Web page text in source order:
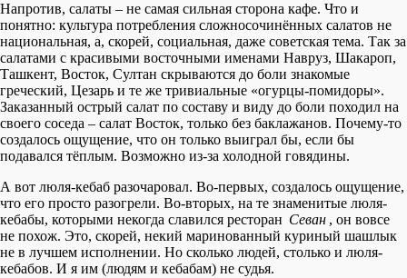
Напротив, салаты – не самая сильная сторона кафе. Что и
понятно: культура потребления сложносочинённых салатов не
национальная, а, скорей, социальная, даже советская тема. Так за
салатами с красивыми восточными именами Навруз, Шакароп,
Ташкент, Восток, Султан скрываются до боли знакомые
греческий, Цезарь и те же тривиальные «огурцы-помидоры».
Заказанный острый салат по составу и виду до боли походил на
своего соседа – салат Восток, только без баклажанов. Почему-то
создалось ощущение, что он только выиграл бы, если бы
подавался тёплым. Возможно из-за холодной говядины.
А вот люля-кебаб разочаровал. Во-первых, создалось ощущение,
что его просто разогрели. Во-вторых, на те знаменитые люля-
кебабы, которыми некогда славился ресторан Севан , он вовсе
не похож. Это, скорей, некий маринованный куриный шашлык
не в лучшем исполнении. Но сколько людей, столько и люля-
кебабов. И я им (людям и кебабам) не судья.